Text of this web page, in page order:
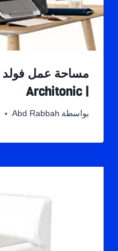
| Architonic
بواسطة Abd Rabbah